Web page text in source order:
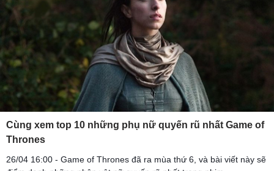
Cùng xem top 10 những phụ nữ quyến rũ nhất Game of
Thrones
26/04 16:00 - Game of Thrones đã ra mùa thứ 6, và bài viết này sẽ